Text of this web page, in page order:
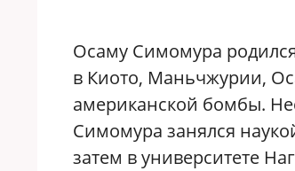
Осаму Симомура
в Киото, Маньчжурии,
американской бомбы.
Симомура занялся
затем в университете